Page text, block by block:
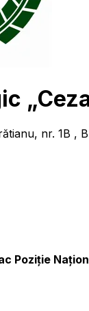
nr. 1B ,
Poziție